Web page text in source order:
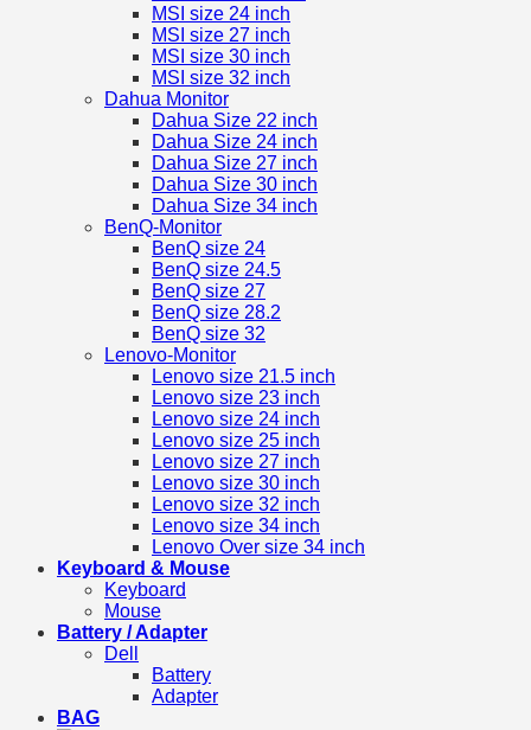
MSI size 24 inch
MSI size 27 inch
MSI size 30 inch
MSI size 32 inch
Dahua Monitor
Dahua Size 22 inch
Dahua Size 24 inch
Dahua Size 27 inch
Dahua Size 30 inch
Dahua Size 34 inch
BenQ-Monitor
BenQ size 24
BenQ size 24.5
BenQ size 27
BenQ size 28.2
BenQ size 32
Lenovo-Monitor
Lenovo size 21.5 inch
Lenovo size 23 inch
Lenovo size 24 inch
Lenovo size 25 inch
Lenovo size 27 inch
Lenovo size 30 inch
Lenovo size 32 inch
Lenovo size 34 inch
Lenovo Over size 34 inch
Keyboard & Mouse
Keyboard
Mouse
Battery / Adapter
Dell
Battery
Adapter
BAG